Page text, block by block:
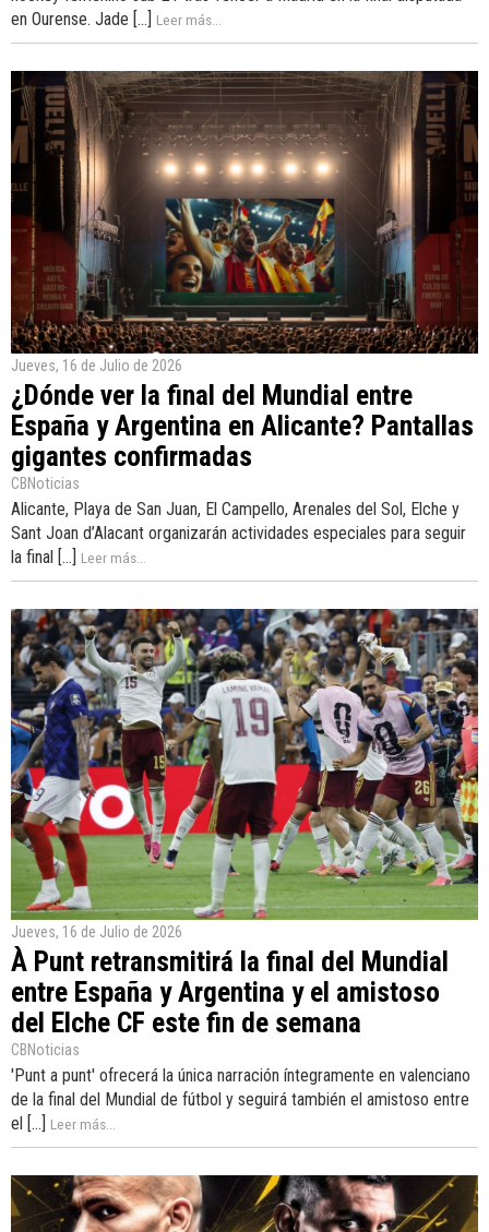
en Ourense. Jade [...] Leer más...
Jueves, 16 de Julio de 2026
¿Dónde ver la final del Mundial entre
España y Argentina en Alicante? Pantallas
gigantes confirmadas
CBNoticias
Alicante, Playa de San Juan, El Campello, Arenales del Sol, Elche y
Sant Joan d’Alacant organizarán actividades especiales para seguir
la final [...] Leer más...
Jueves, 16 de Julio de 2026
À Punt retransmitirá la final del Mundial
entre España y Argentina y el amistoso
del Elche CF este fin de semana
CBNoticias
'Punt a punt' ofrecerá la única narración íntegramente en valenciano
de la final del Mundial de fútbol y seguirá también el amistoso entre
el [...]
Leer más...